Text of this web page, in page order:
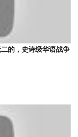
的，史诗级华语战争